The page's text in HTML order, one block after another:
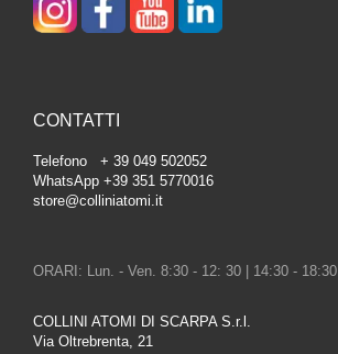
CONTATTI
Telefono + 39 049 502052
WhatsApp +39 351 5770016
store@colliniatomi.it
ORARI: Lun. - Ven. 8:30 - 12: 30 | 14:30 - 18:30
COLLINI ATOMI DI SCARPA S.r.l.
Via Oltrebrenta, 21